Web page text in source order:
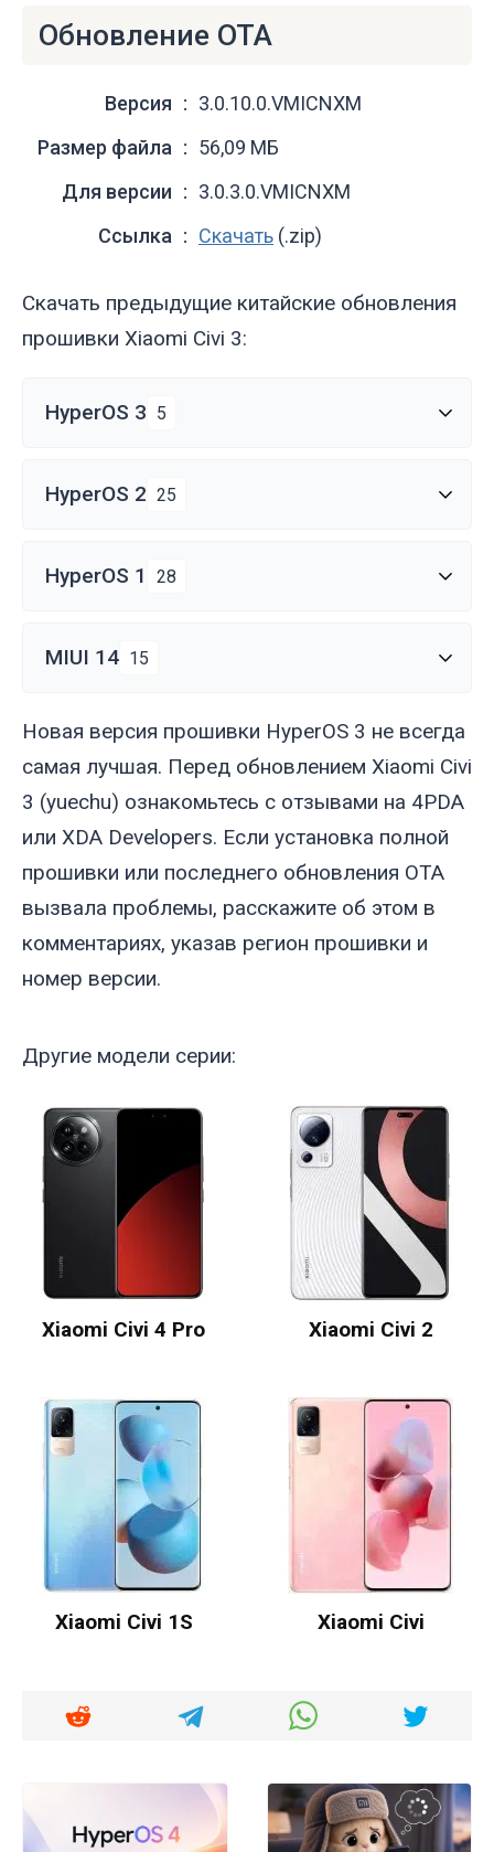
Обновление OTA
Версия
3.0.10.0.VMICNXM
Размер файла
56,09 МБ
Для версии
3.0.3.0.VMICNXM
Ссылка
Скачать (.zip)
Скачать предыдущие китайские обновления
прошивки Xiaomi Civi 3:
HyperOS 3 5
HyperOS 2 25
HyperOS 1 28
MIUI 14 15
Новая версия прошивки HyperOS 3 не всегда
самая лучшая. Перед обновлением Xiaomi Civi
3 (yuechu) ознакомьтесь с отзывами на 4PDA
или XDA Developers. Если установка полной
прошивки или последнего обновления OTA
вызвала проблемы, расскажите об этом в
комментариях, указав регион прошивки и
номер версии.
Другие модели серии:
Xiaomi Civi 4 Pro Xiaomi Civi 2
Xiaomi Civi 1S Xiaomi Civi